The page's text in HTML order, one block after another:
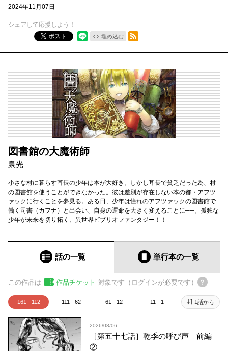
2024年11月07日
シェアして応援しよう！
ポスト
埋め込む
RSSフィード
図書館の大魔術師
泉光
小さな村に暮らす耳長の少年は本が大好き。しかし耳長で貧乏だった為、村
の図書館を使うことができなかった。彼は差別が存在しない本の都・アフツ
ァックに行くことを夢見る。ある日、少年は憧れのアフツァックの図書館で
働く司書（カフナ）と出会い、自身の運命を大きく変えることに──。孤独な
少年が未来を切り拓く、異世界ビブリオファンタジー！！
話の一覧 単行本の一覧
この作品は 作品チケット 対象です（ログインが必要です）
161 - 112 111 - 62 61 - 12 11 - 1 1話から
2026/08/06
［第五十七話］乾季の呼び声 前編
②